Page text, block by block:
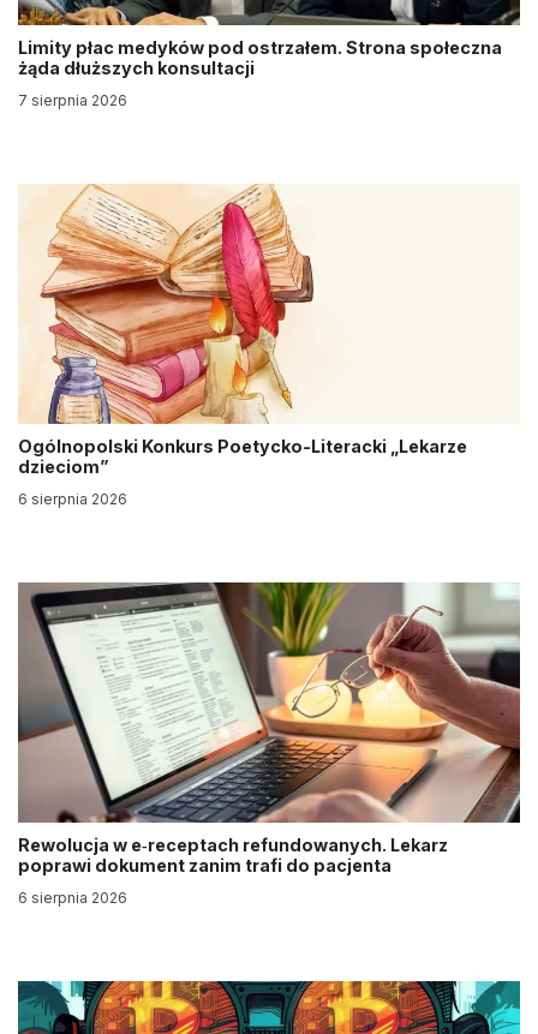
Limity płac medyków pod ostrzałem. Strona społeczna
żąda dłuższych konsultacji
7 sierpnia 2026
Ogólnopolski Konkurs Poetycko-Literacki „Lekarze
dzieciom”
6 sierpnia 2026
Rewolucja w e‑receptach refundowanych. Lekarz
poprawi dokument zanim trafi do pacjenta
6 sierpnia 2026